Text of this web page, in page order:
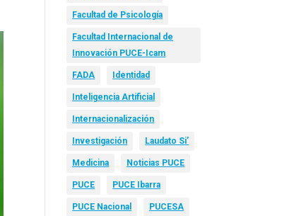
Facultad de Psicología
Facultad Internacional de
Innovación PUCE-Icam
FADA Identidad
Inteligencia Artificial
Internacionalización
Investigación Laudato Si’
Medicina Noticias PUCE
PUCE PUCE Ibarra
PUCE Nacional PUCESA